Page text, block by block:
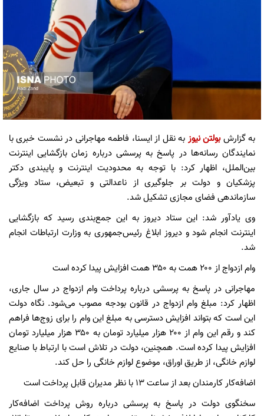
به گزارشبولتن نیوز به نقل از ایسنا، فاطمه مهاجرانی در نشست خبری با
نمایندگان رسانه‌ها در پاسخ به پرسشی درباره زمان بازگشایی اینترنت
بین‌الملل، اظهار کرد: با توجه به محدودیت اینترنت و پایبندی دکتر
پزشکیان و دولت بر جلوگیری از ناعدالتی و تبعیض، ستاد ویژگی
سازماندهی فضای مجازی تشکیل شد.
وی یادآور شد: این ستاد دیروز به این جمع‌بندی رسید که بازگشایی
اینترنت انجام شود و دیروز ابلاغ رئیس‌جمهوری به وزارت ارتباطات انجام
شد.
وام ازدواج از ۲۰۰ همت به ۳۵۰ همت افزایش پیدا کرده است
مهاجرانی در پاسخ به پرسشی درباره پرداخت وام ازدواج در سال جاری،
اظهار کرد: مبلغ وام ازدواج در قانون بودجه مصوب می‌شود. نگاه دولت
این است که بتواند افزایش دسترسی به مبلغ این وام را برای زوج‌ها فراهم
کند و رقم این وام از ۲۰۰ هزار میلیارد تومان به ۳۵۰ هزار میلیارد تومان
افزایش پیدا کرده است. همچنین، دولت در تلاش است با ارتباط با صنایع
لوازم خانگی، از طریق اوراق، موضوع لوازم خانگی را حل کند.
اضافه‌کار کارمندان بعد از ساعت ۱۳ با نظر مدیران قابل پرداخت است
سخنگوی دولت در پاسخ به پرسشی درباره روش پرداخت اضافه‌کار